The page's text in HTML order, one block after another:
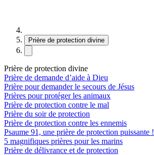
Prière de protection divine
Prière de protection divine
Prière de demande d’aide à Dieu
Prière pour demander le secours de Jésus
Prières pour protéger les animaux
Prière de protection contre le mal
Prière du soir de protection
Prière de protection contre les ennemis
Psaume 91, une prière de protection puissante !
5 magnifiques prières pour les marins
Prière de délivrance et de protection